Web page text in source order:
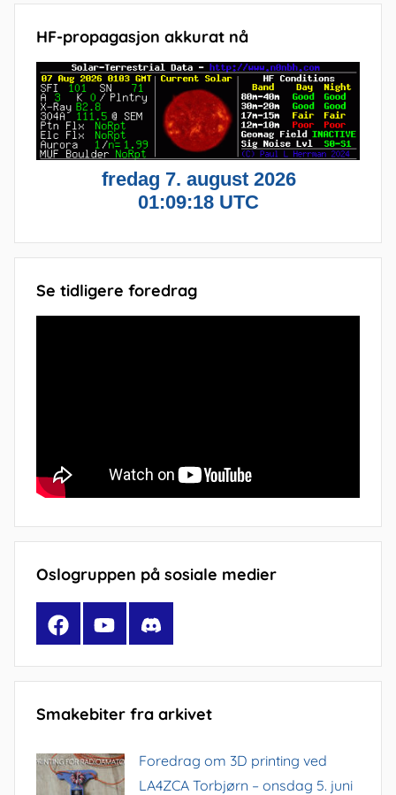
HF-propagasjon akkurat nå
Se tidligere foredrag
Oslogruppen på sosiale medier
FacebookYouTubeDiscord
Smakebiter fra arkivet
Foredrag om 3D printing ved
LA4ZCA Torbjørn – onsdag 5. juni